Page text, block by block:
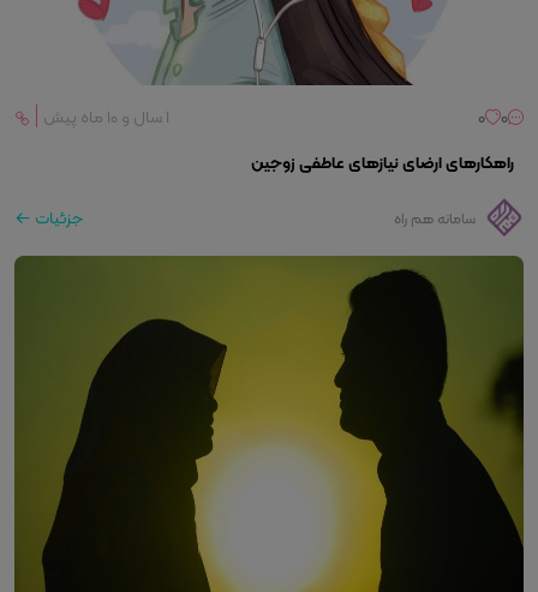
0
0 ۱ سال و ۱۰ ماه پیش
راهکارهای ارضای نیازهای عاطفی زوجین
سامانه هم راه جزئیات